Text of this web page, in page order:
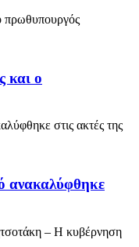
και ο
ανακαλύφθηκε